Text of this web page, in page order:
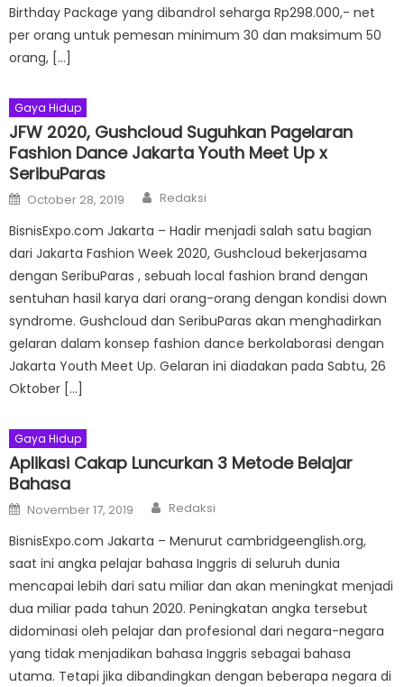
Birthday Package yang dibandrol seharga Rp298.000,- net
per orang untuk pemesan minimum 30 dan maksimum 50
orang, […]
Gaya Hidup
JFW 2020, Gushcloud Suguhkan Pagelaran
Fashion Dance Jakarta Youth Meet Up x
SeribuParas
Posted
on
October 28, 2019 Author
Redaksi
BisnisExpo.com Jakarta – Hadir menjadi salah satu bagian
dari Jakarta Fashion Week 2020, Gushcloud bekerjasama
dengan SeribuParas , sebuah local fashion brand dengan
sentuhan hasil karya dari orang-orang dengan kondisi down
syndrome. Gushcloud dan SeribuParas akan menghadirkan
gelaran dalam konsep fashion dance berkolaborasi dengan
Jakarta Youth Meet Up. Gelaran ini diadakan pada Sabtu, 26
Oktober […]
Gaya Hidup
Aplikasi Cakap Luncurkan 3 Metode Belajar
Bahasa
Posted
on
November 17, 2019 Author
Redaksi
BisnisExpo.com Jakarta – Menurut cambridgeenglish.org,
saat ini angka pelajar bahasa Inggris di seluruh dunia
mencapai lebih dari satu miliar dan akan meningkat menjadi
dua miliar pada tahun 2020. Peningkatan angka tersebut
didominasi oleh pelajar dan profesional dari negara-negara
yang tidak menjadikan bahasa Inggris sebagai bahasa
utama. Tetapi jika dibandingkan dengan beberapa negara di